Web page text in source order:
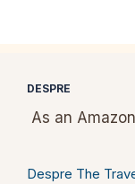
DESPRE
As an
Despre The